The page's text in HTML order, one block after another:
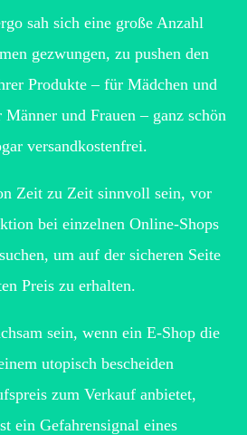
sah sich eine große Anzahl
gezwungen, zu pushen den
Produkte – für Mädchen und
und Frauen – ganz schön
versandkostenfrei.
Zeit zu Zeit sinnvoll sein, vor
bei einzelnen Online-Shops
um auf der sicheren Seite
Preis zu erhalten.
sein, wenn ein E-Shop die
utopisch bescheiden
zum Verkauf anbietet,
ein Gefahrensignal eines